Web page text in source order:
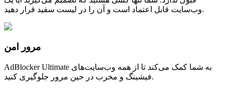
وب‌سایت قابل اعتماد است و آن را در لیست سفید قرار دهید.
مرور امن
AdBlocker Ultimate به شما کمک می‌کند تا از همه وب‌سایت‌های
فیشینگ و مخرب در حین مرور جلوگیری کنید.